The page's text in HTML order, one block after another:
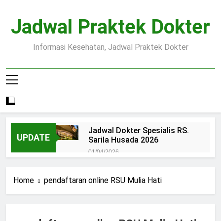
content
Jadwal Praktek Dokter
Informasi Kesehatan, Jadwal Praktek Dokter
UPDATE
Jadwal Dokter Spesialis RS.
Sarila Husada 2026
01/04/2026
15/07/2025
Pendaftaran Pasien BPJS
Home pendaftaran online RSU Mulia Hati